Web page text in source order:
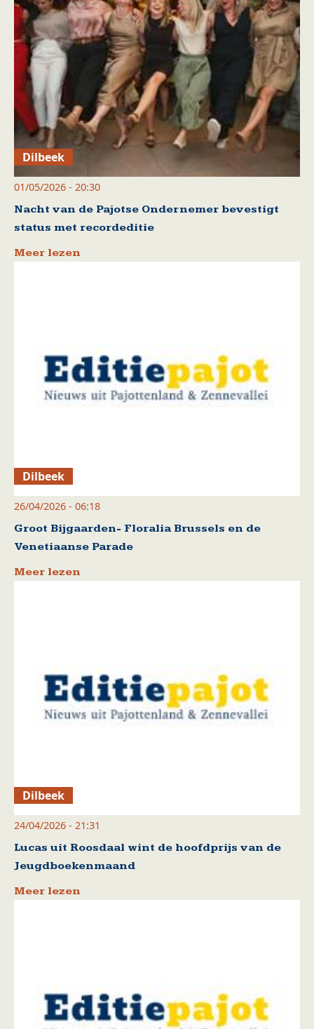
Dilbeek
01/05/2026 - 20:30
Nacht van de Pajotse Ondernemer bevestigt
status met recordeditie
Meer lezen
Dilbeek
26/04/2026 - 06:18
Groot Bijgaarden- Floralia Brussels en de
Venetiaanse Parade
Meer lezen
Dilbeek
24/04/2026 - 21:31
Lucas uit Roosdaal wint de hoofdprijs van de
Jeugdboekenmaand
Meer lezen